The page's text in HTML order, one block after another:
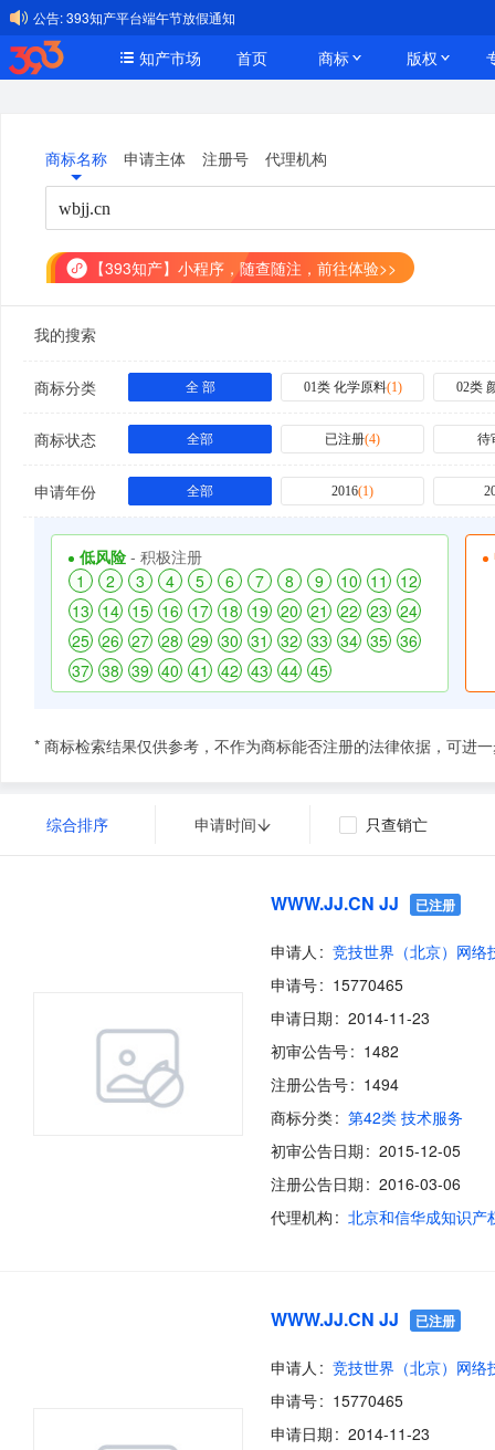
公告:393知产平台端午节放假通知
知产市场 首页 商标 版权
商标名称 申请主体 注册号 代理机构
【393知产】小程序，随查随注，前往体验>>
我的搜索
商标分类 全 部 01类 化学原料(1) 02类
商标状态 全部 已注册(4) 待
申请年份 全部 2016(1)
低风险 - 积极注册
1
2 3 4 5 6 7 8 9 10 11 12
13 14 15 16 17 18 19 20 21 22 23 24
25 26 27 28 29 30 31 32 33 34 35 36
37 38 39 40 41 42 43 44 45
* 商标检索结果仅供参考，不作为商标能否注册的法律依据，可进
综合排序 申请时间 只查销亡
WWW.JJ.CN JJ 已注册
申请人
申请号
15770465
申请日期
2014-11-23
初审公告号
1482
注册公告号
1494
商标分类
第42类 技术服务
初审公告日期
2015-12-05
注册公告日期
2016-03-06
代理机构
WWW.JJ.CN JJ 已注册
申请人
申请号
15770465
申请日期
2014-11-23